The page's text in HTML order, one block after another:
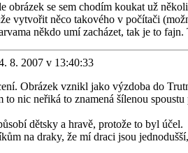
obrázek se sem chodím koukat už
vytvořit něco takového v počítači
někdo umí zacházet, tak je to fajn.
8. 2007 v 13:40:33
Obrázek vznikl jako výzdoba do
to nic neřiká to znamená šílenou
dětsky a hravě, protože to byl účel.
na draky, že mí draci jsou